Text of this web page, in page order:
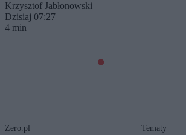
Krzysztof Jabłonowski
Dzisiaj 07:27
4 min
Zero.pl Tematy